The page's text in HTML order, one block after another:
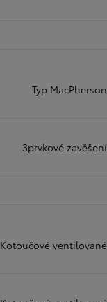
Typ MacPherson
3prvkové zavěšení
Kotoučové ventilované